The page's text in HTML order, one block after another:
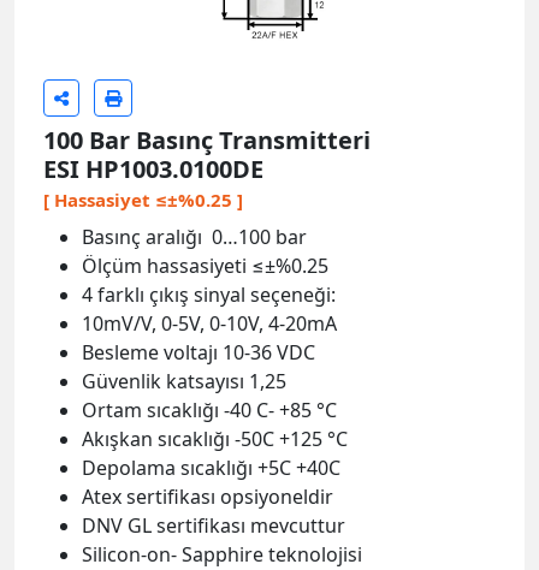
100 Bar Basınç Transmitteri
ESI HP1003.0100DE
[ Hassasiyet ≤±%0.25 ]
Basınç aralığı 0…100 bar
Ölçüm hassasiyeti ≤±%0.25
4 farklı çıkış sinyal seçeneği:
10mV/V, 0-5V, 0-10V, 4-20mA
Besleme voltajı 10-36 VDC
Güvenlik katsayısı 1,25
Ortam sıcaklığı -40 C- +85 °C
Akışkan sıcaklığı -50C +125 °C
Depolama sıcaklığı +5C +40C
Atex sertifikası opsiyoneldir
DNV GL sertifikası mevcuttur
Silicon-on- Sapphire teknolojisi